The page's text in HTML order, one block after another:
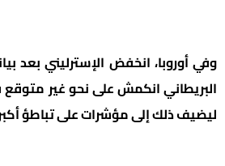
وفي أوروبا، انخفض الإسترليني بعد
البريطاني انكمش على نحو غير متوقع
ليضيف ذلك إلى مؤشرات على تباطؤ